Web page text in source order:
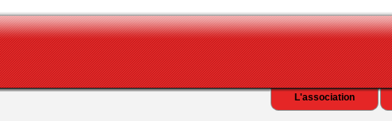
L'association